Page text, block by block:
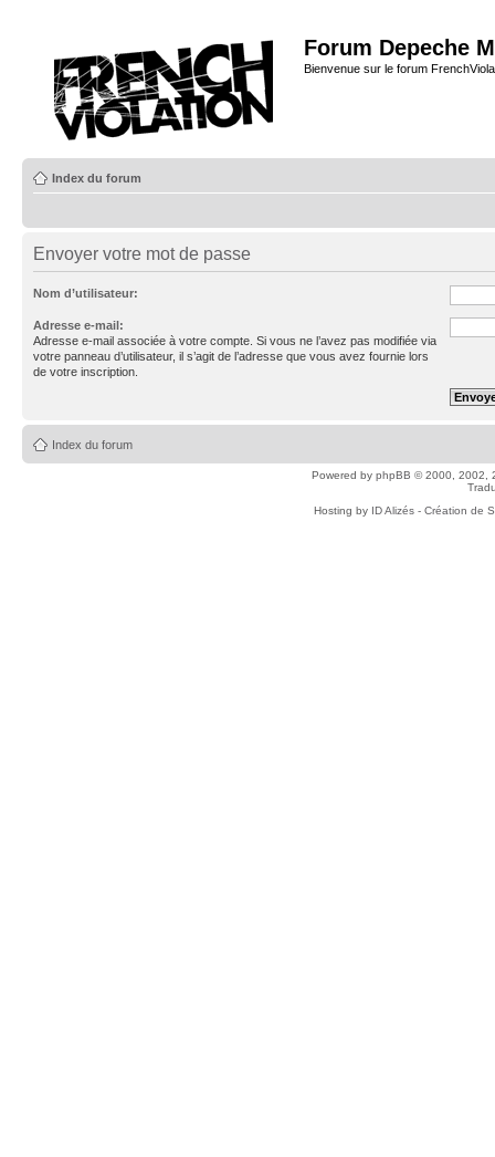
Forum Depeche
Bienvenue sur le forum
Index du forum
Envoyer votre mot de passe
Nom d’utilisateur:
Adresse e-mail:
Adresse e-mail associée à votre compte. Si vous ne l’avez pas modifiée via
votre panneau d’utilisateur, il s’agit de l’adresse que vous avez fournie lors
de votre inscription.
Index du forum
Powered by phpBB © 2000, 2002,
Hosting by ID Alizés - Création de